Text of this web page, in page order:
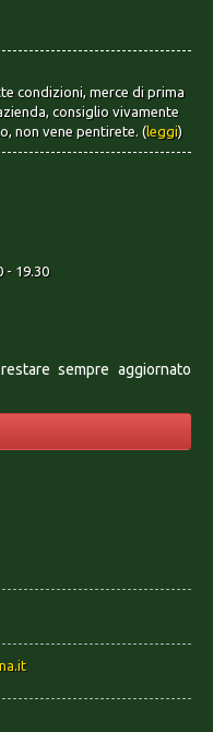
condizioni, merce di prima
consiglio vivamente
non vene pentirete. (leggi)
- 19.30
sempre aggiornato